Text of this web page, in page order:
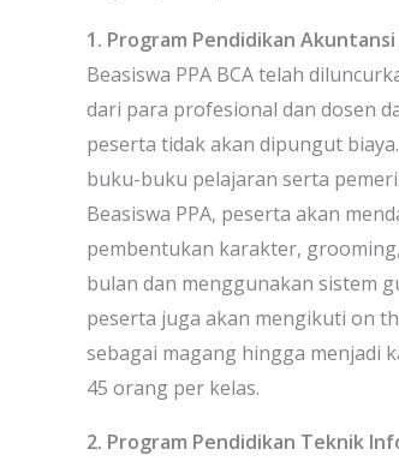
1. Program Pendidikan Akuntansi
Beasiswa PPA BCA telah
dari para profesional dan dosen
peserta tidak akan dipungut
buku-buku pelajaran serta
Beasiswa PPA, peserta akan
pembentukan karakter,
bulan dan menggunakan sistem
peserta juga akan mengikuti on
sebagai magang hingga menjadi
45 orang per kelas.
2. Program Pendidikan Teknik